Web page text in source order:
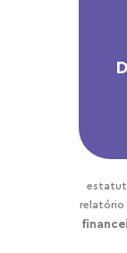
relatório